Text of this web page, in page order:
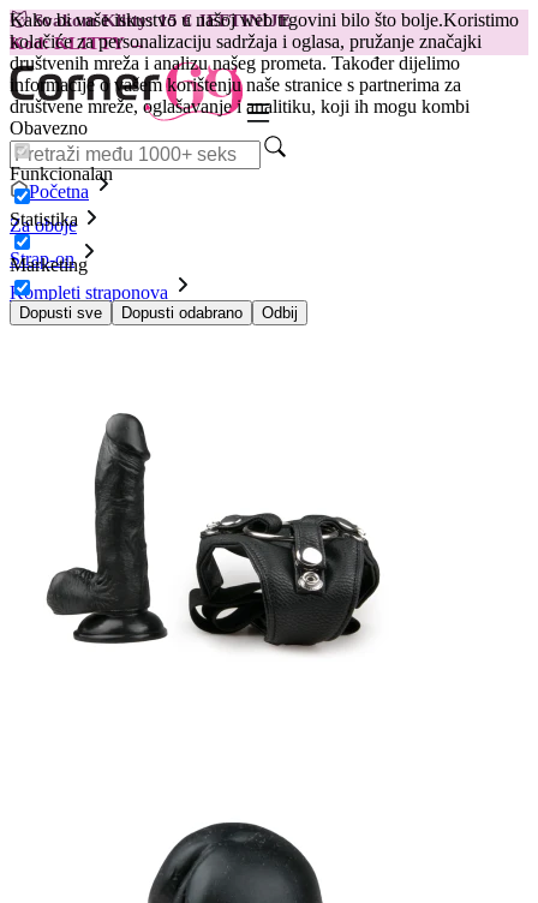
Kako bi vaše iskustvo u našoj web trgovini bilo što bolje.Koristimo
kolačiće za personalizaciju sadržaja i oglasa, pružanje značajki
društvenih mreža i analizu našeg prometa. Također dijelimo
informacije o vašem korištenju naše stranice s partnerima za
društvene mreže, oglašavanje i analitiku, koji ih mogu kombi
Obavezno
Funkcionalan
Statistika
Marketing
Dopusti sve Dopusti odabrano Odbij
😽Svakom Klitty: 15 € JEFTINIJE
Kod: KLITTY →
Početna
Za oboje
Strap-on
Kompleti straponova
Dildo 15 cm sa strap on pojasom